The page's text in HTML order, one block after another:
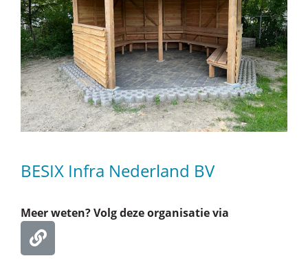
BESIX Infra Nederland BV
Meer weten? Volg deze organisatie via